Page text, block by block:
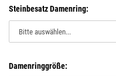
Steinbesatz Damenring:
Damenringgröße: